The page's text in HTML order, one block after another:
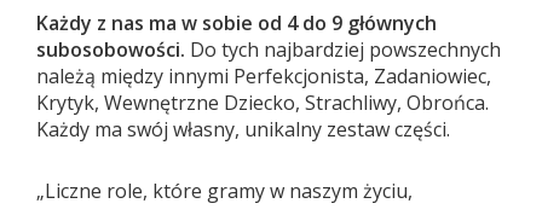
Każdy z nas ma w sobie od 4 do 9 głównych
subosobowości. Do tych najbardziej powszechnych
należą między innymi Perfekcjonista, Zadaniowiec,
Krytyk, Wewnętrzne Dziecko, Strachliwy, Obrońca.
Każdy ma swój własny, unikalny zestaw części.
„Liczne role, które gramy w naszym życiu,